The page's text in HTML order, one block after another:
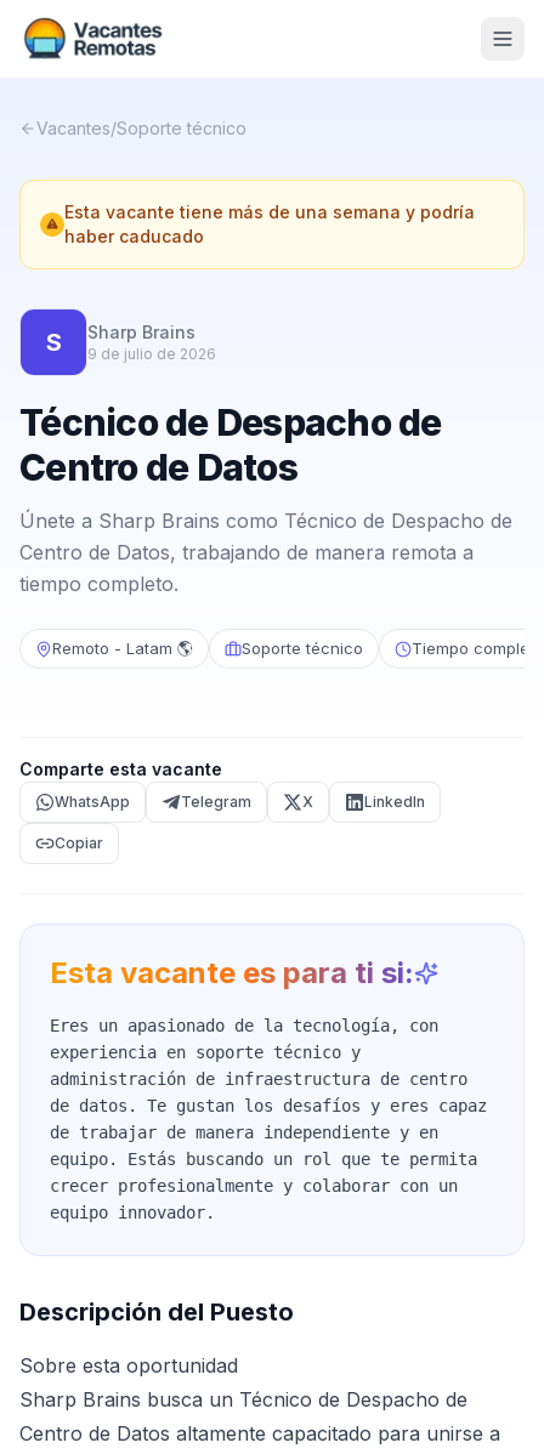
Nosotros
Contacto
Calculadora Freelance
Vacantes/Soporte técnico
Esta vacante tiene más de una semana y podría
haber caducado
S Sharp Brains
9 de julio de 2026
Técnico de Despacho de
Centro de Datos
Únete a Sharp Brains como Técnico de Despacho de
Centro de Datos, trabajando de manera remota a
tiempo completo.
Remoto - Latam 🌎 Soporte técnico Tiempo completo
Comparte esta vacante
WhatsApp Telegram X LinkedIn
Copiar
Esta vacante es para ti si:
Eres un apasionado de la tecnología, con
experiencia en soporte técnico y
administración de infraestructura de centro
de datos. Te gustan los desafíos y eres capaz
de trabajar de manera independiente y en
equipo. Estás buscando un rol que te permita
crecer profesionalmente y colaborar con un
equipo innovador.
Descripción del Puesto
Sobre esta oportunidad
Sharp Brains busca un Técnico de Despacho de
Centro de Datos altamente capacitado para unirse a